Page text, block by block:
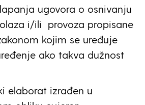
ugovora o osnivanju
i/ili provoza propisane
kojim se uređuje
ako takva dužnost
elaborat izrađen u